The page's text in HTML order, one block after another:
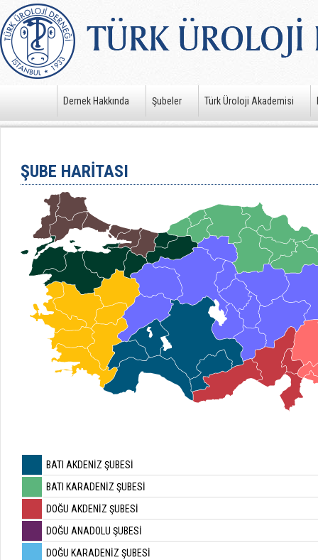
Dernek Hakkında Şubeler Türk Üroloji Akademisi
ŞUBE HARİTASI
BATI AKDENİZ ŞUBESİ
BATI KARADENİZ ŞUBESİ
DOĞU AKDENİZ ŞUBESİ
DOĞU ANADOLU ŞUBESİ
DOĞU KARADENİZ ŞUBESİ